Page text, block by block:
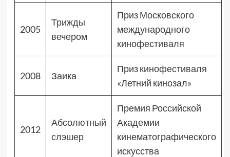
2005
Трижды
вечером
Приз Московского
международного
кинофестиваля
2008 Заика
Приз кинофестиваля
«Летний кинозал»
2012
Абсолютный
слэшер
Премия Российской
Академии
кинематографического
искусства